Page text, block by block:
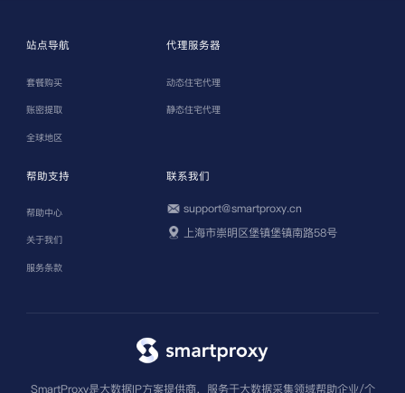
站点导航
套餐购买
账密提取
全球地区
代理服务器
动态住宅代理
静态住宅代理
帮助支持
帮助中心
关于我们
服务条款
联系我们
support@smartproxy.cn
上海市崇明区堡镇堡镇南路58号
SmartProxy是大数据IP方案提供商，服务于大数据采集领域帮助企业/个